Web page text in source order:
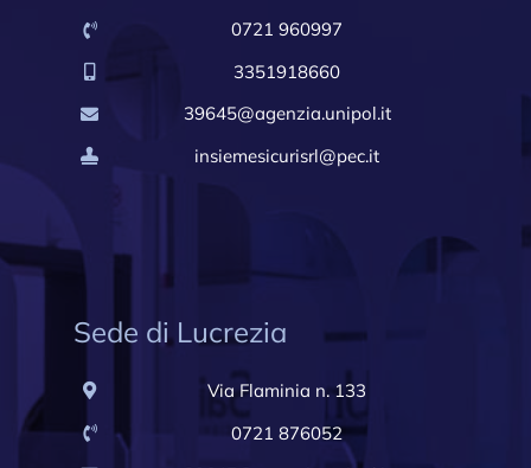
0721 960997
3351918660
39645@agenzia.unipol.it
insiemesicurisrl@pec.it
Sede di Lucrezia
Via Flaminia n. 133
0721 876052